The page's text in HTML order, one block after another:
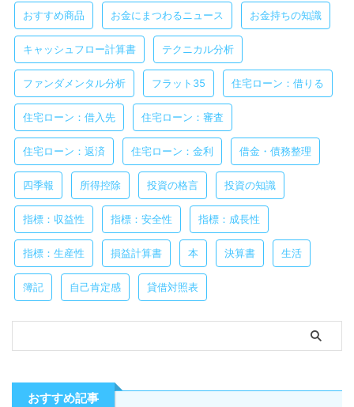
おすすめ商品 お金にまつわるニュース お金持ちの知識
キャッシュフロー計算書 テクニカル分析
ファンダメンタル分析 フラット35 住宅ローン：借りる
住宅ローン：借入先 住宅ローン：審査
住宅ローン：返済 住宅ローン：金利 借金・債務整理
四季報 所得控除 投資の格言 投資の知識
指標：収益性 指標：安全性 指標：成長性
指標：生産性 損益計算書 本 決算書 生活
簿記 自己肯定感 貸借対照表
おすすめ記事